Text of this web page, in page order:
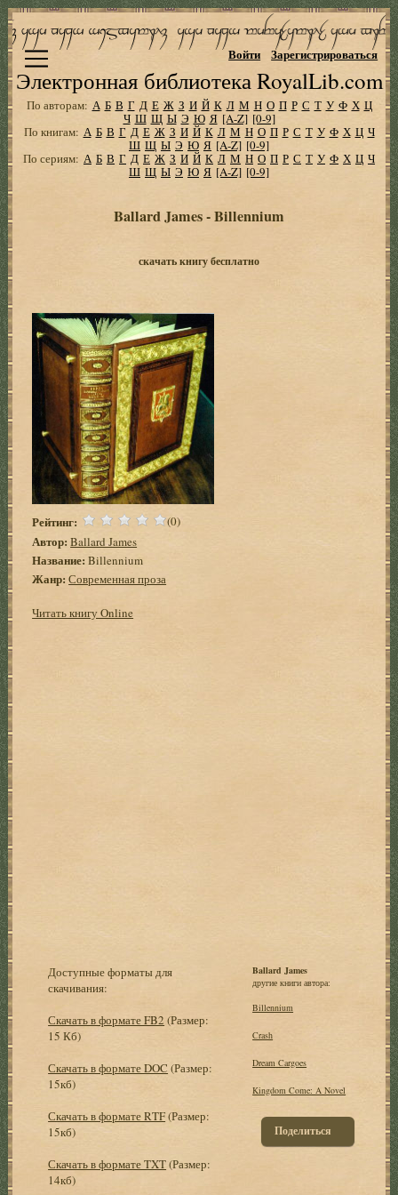
Электронная библиотека RoyalLib.com
Войти Зарегистрироваться
По авторам: А Б В Г Д Е Ж З И Й К Л М Н О П Р С Т У Ф Х Ц
Ч Ш Щ Ы Э Ю Я [A-Z] [0-9]
По книгам: А Б В Г Д Е Ж З И Й К Л М Н О П Р С Т У Ф Х Ц Ч
Ш Щ Ы Э Ю Я [A-Z] [0-9]
По сериям: А Б В Г Д Е Ж З И Й К Л М Н О П Р С Т У Ф Х Ц Ч
Ш Щ Ы Э Ю Я [A-Z] [0-9]
Ballard James - Billennium
скачать книгу бесплатно
Рейтинг: (0)
Автор: Ballard James
Название: Billennium
Жанр: Современная проза
Читать книгу Online
Доступные форматы для
скачивания:
Скачать в формате FB2 (Размер:
15 Кб)
Скачать в формате DOC (Размер:
15кб)
Скачать в формате RTF(Размер:
15кб)
Скачать в формате TXT(Размер:
14кб)
Ballard James
другие книги автора:
Billennium
Crash
Dream Cargoes
Kingdom Come: A Novel
Поделиться